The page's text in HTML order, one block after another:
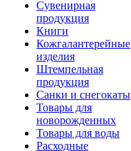
Сувенирная
продукция
Книги
Кожгалантерейные
изделия
Штемпельная
продукция
Санки и снегокаты
Товары для
новорожденных
Товары для воды
Расходные